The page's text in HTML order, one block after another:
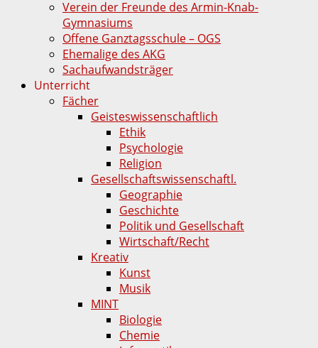
Verein der Freunde des Armin-Knab-
Gymnasiums
Offene Ganztagsschule – OGS
Ehemalige des AKG
Sachaufwandsträger
Unterricht
Fächer
Geisteswissenschaftlich
Ethik
Psychologie
Religion
Gesellschaftswissenschaftl.
Geographie
Geschichte
Politik und Gesellschaft
Wirtschaft/Recht
Kreativ
Kunst
Musik
MINT
Biologie
Chemie